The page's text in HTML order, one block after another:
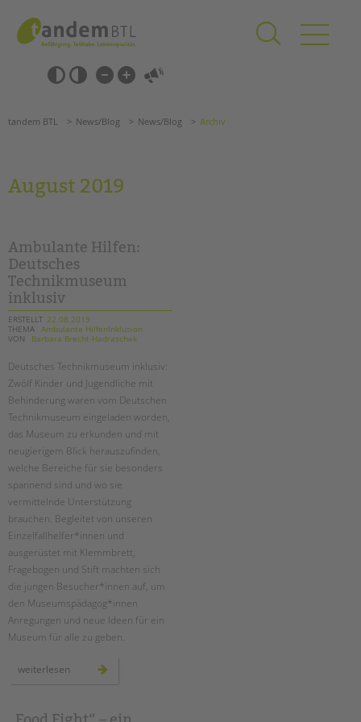
springen
Barrierefrei-
Einstellungen
überspringen
überspringen
Grundschulen
Förderzentren
Kollegs
EFöB
Schulbezogene Sozialarbeit
Tagesgruppen
EINGLIEDERUNGSHILFE
BETREUTES WOHNEN
TANDEM BTL AKADEMIE
Zertfikatskurse
Seminarkalender
Seminarräume
STADTTEILARBEIT
PROFIL | LEITBILD
Bereiche im Überblick
Kinder- und Jugendschutz
Unsere Videos
tandem BTL News/Blog News/Blog Archiv
August 2019
Ambulante Hilfen:
Deutsches
Technikmuseum
inklusiv
ERSTELLT 22.08.2019
THEMA Ambulante HilfenInklusion
VON
Barbara Brecht-Hadraschek
Deutsches Technikmuseum inklusiv:
Zwölf Kinder und Jugendliche mit
Behinderung waren vom Deutschen
Technikmuseum eingeladen worden,
das Museum zu erkunden und mit
neugierigem Blick herauszufinden,
welche Bereiche für sie besonders
spannend sind und wo sie
vermittelnde Unterstützung
brauchen. Begleitet von unseren
Einzelfallhelfer*innen und
ausgerüstet mit Klemmbrett,
Fragebogen und Stift machten sich
die jungen Besucher*innen auf, um
den Museumspädagog*innen
Anregungen und neue Ideen für ein
Museum für alle zu geben.
weiterlesen ambulante